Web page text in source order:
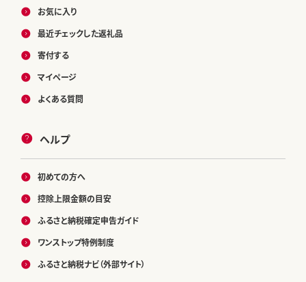
お気に入り
最近チェックした返礼品
寄付する
マイページ
よくある質問
ヘルプ
初めての方へ
控除上限金額の目安
ふるさと納税確定申告ガイド
ワンストップ特例制度
ふるさと納税ナビ（外部サイト）